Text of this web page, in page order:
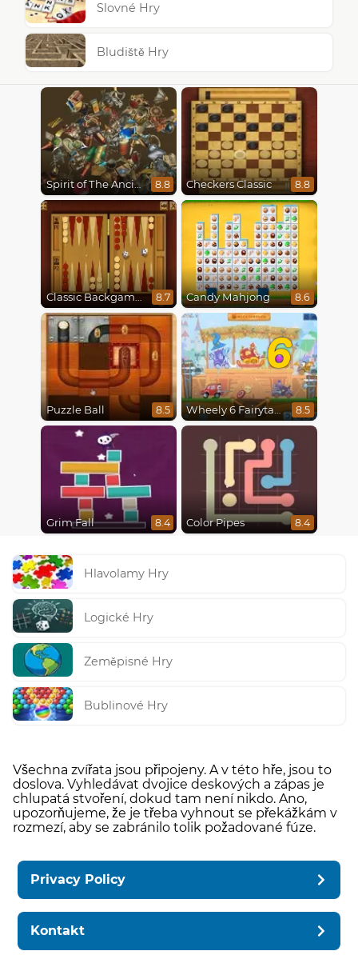
Slovné Hry
Bludiště Hry
Spirit of The Ancient Forest 8.8 Checkers Classic 8.8
Classic Backgammon 8.7 Candy Mahjong 8.6
Puzzle Ball 8.5
6
Wheely 6 Fairytale 8.5
Grim Fall 8.4 Color Pipes 8.4
Hlavolamy Hry
Logické Hry
Zeměpisné Hry
Bublinové Hry
Všechna zvířata jsou připojeny. A v této hře, jsou to
doslova. Vyhledávat dvojice deskových a zápas je
chlupatá stvoření, dokud tam není nikdo. Ano,
upozorňujeme, že je třeba vyhnout se překážkám v
rozmezí, aby se zabránilo tolik požadované fúze.
Privacy Policy
Kontakt